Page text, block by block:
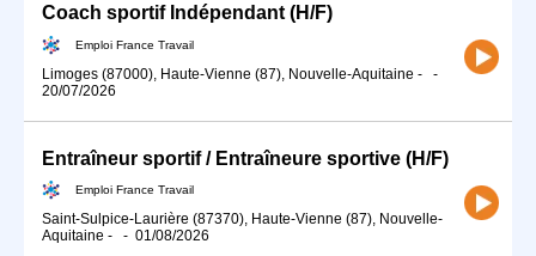
Coach sportif Indépendant (H/F)
Emploi France Travail
Limoges (87000), Haute-Vienne (87), Nouvelle-Aquitaine -
-
20/07/2026
Entraîneur sportif / Entraîneure sportive (H/F)
Emploi France Travail
Saint-Sulpice-Laurière (87370), Haute-Vienne (87), Nouvelle-
Aquitaine - - 01/08/2026